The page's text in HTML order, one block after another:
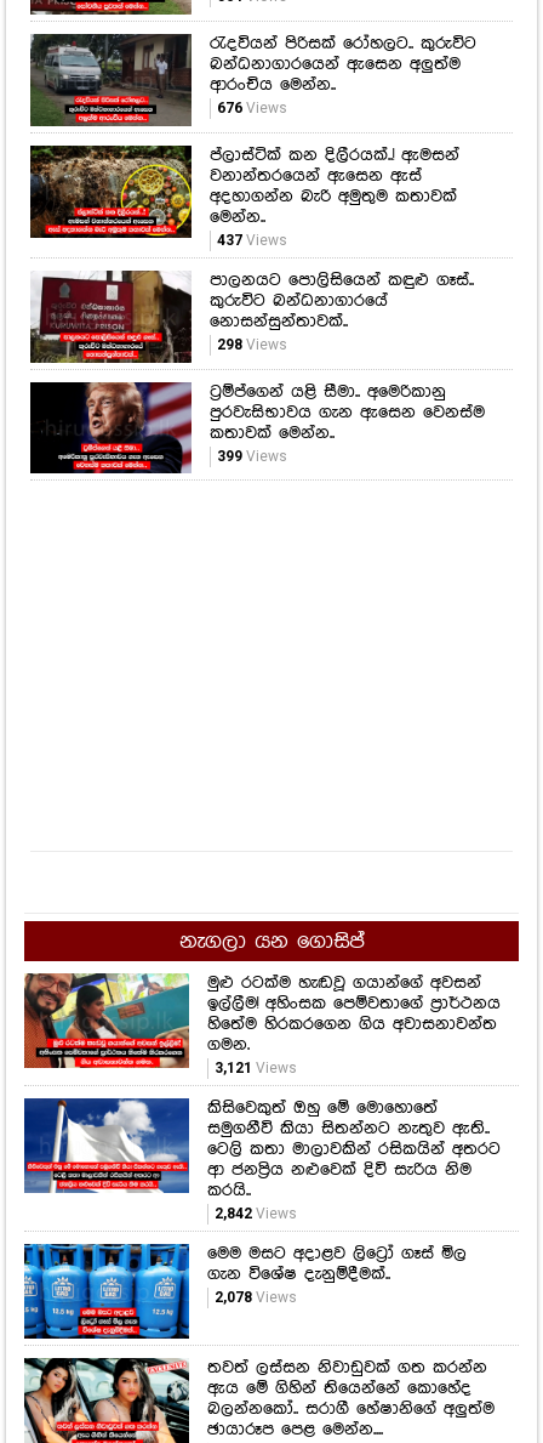
රැදවියන් පිරිසක් රෝහලට.. කුරුවිට
බන්ධනාගාරයෙන් ඇසෙන අලුත්ම
ආරංචිය මෙන්න..
676Views
ප්ලාස්ටික් කන දිලීරයක්..! ඇමසන්
වනාන්තරයෙන් ඇසෙන ඇස්
අදහාගන්න බැරි අමුතුම කතාවක්
මෙන්න..
437Views
පාලනයට පොලිසියෙන් කඳුළු ගෑස්..
කුරුවිට බන්ධනාගාරයේ
නොසන්සුන්තාවක්..
298Views
ට්‍රම්ප්ගෙන් යළි සීමා.. අමෙරිකානු
පුරවැසිභාවය ගැන ඇසෙන වෙනස්ම
කතාවක් මෙන්න..
399Views
නැගලා යන ගොසිප්
මුළු රටක්ම හැඬවූ ගයාන්ගේ අවසන්
ඉල්ලීම! අහිංසක පෙම්වතාගේ ප්‍රාර්ථනය
හිතේම හිරකරගෙන ගිය අවාසනාවන්ත
ගමන.
3,121 Views
කිසිවෙකුත් ඔහු මේ මොහොතේ
සමුගනීවි කියා සිතන්නට නැතුව ඇති..
ටෙලි කතා මාලාවකින් රසිකයින් අතරට
ආ ජනප්‍රිය නළුවෙක් දිවි සැරිය නිම
කරයි..
2,842Views
මෙම මසට අදාළව ලිට්‍රෝ ගෑස් මිල
ගැන විශේෂ දැනුම්දීමක්..
2,078Views
තවත් ලස්සන නිවාඩුවක් ගත කරන්න
ඇය මේ ගිහින් තියෙන්නේ කොහේද
බලන්නකෝ.. සරාගී හේෂානිගේ අලුත්ම
ඡායාරූප පෙළ මෙන්න....